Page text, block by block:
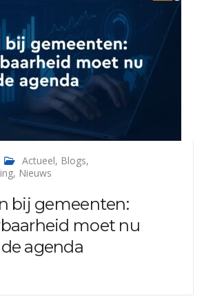
Actueel, Blogs,
, Nieuws
bij gemeenten:
moet nu
agenda